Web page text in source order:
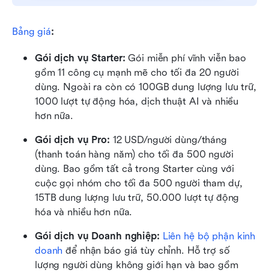
Bảng giá:
Gói dịch vụ Starter: Gói miễn phí vĩnh viễn bao
gồm 11 công cụ mạnh mẽ cho tối đa 20 người
dùng. Ngoài ra còn có 100GB dung lượng lưu trữ,
1000 lượt tự động hóa, dịch thuật AI và nhiều
hơn nữa.
Gói dịch vụ Pro: 12 USD/người dùng/tháng
(thanh toán hàng năm) cho tối đa 500 người
dùng. Bao gồm tất cả trong Starter cùng với
cuộc gọi nhóm cho tối đa 500 người tham dự,
15TB dung lượng lưu trữ, 50.000 lượt tự động
hóa và nhiều hơn nữa.
Gói dịch vụ Doanh nghiệp: Liên hệ bộ phận kinh
doanh để nhận báo giá tùy chỉnh. Hỗ trợ số
lượng người dùng không giới hạn và bao gồm